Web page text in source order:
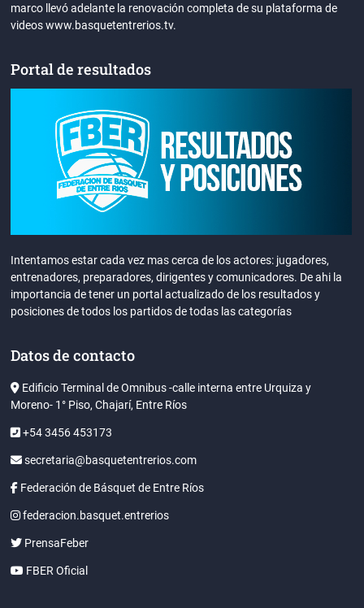
marco llevó adelante la renovación completa de su plataforma de
videos www.basquetentrerios.tv.
Portal de resultados
Intentamos estar cada vez mas cerca de los actores: jugadores,
entrenadores, preparadores, dirigentes y comunicadores. De ahi la
importancia de tener un portal actualizado de los resultados y
posiciones de todos los partidos de todas las categorías
Datos de contacto
Edificio Terminal de Omnibus -calle interna entre Urquiza y
Moreno- 1° Piso, Chajarí, Entre Ríos
+54 3456 453173
secretaria@basquetentrerios.com
Federación de Básquet de Entre Ríos
federacion.basquet.entrerios
PrensaFeber
FBER Oficial